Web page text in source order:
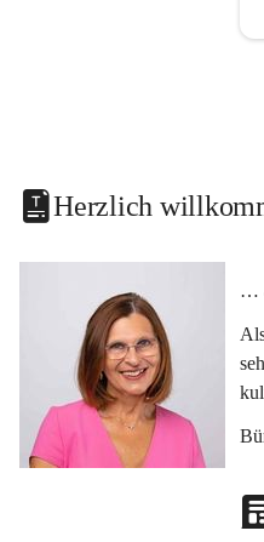
Herzlich
…